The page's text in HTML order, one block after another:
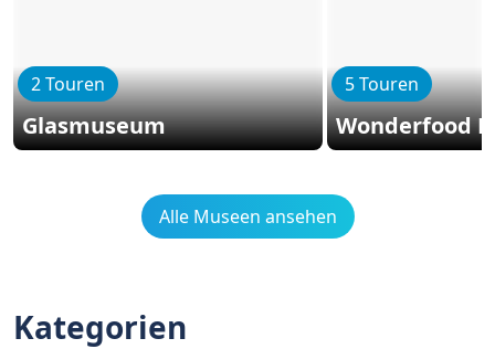
2 Touren
Glasmuseum
5 Touren
Wonderfood
Alle Museen ansehen
Kategorien